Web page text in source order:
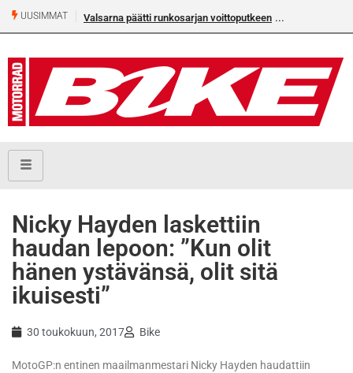
UUSIMMAT Valsarna päätti runkosarjan voittoputkeen
​Nicky Hayden laskettiin
haudan lepoon: ”Kun olit
hänen ystävänsä, olit sitä
ikuisesti”
30 toukokuun, 2017 Bike
MotoGP:n entinen maailmanmestari Nicky Hayden haudattiin